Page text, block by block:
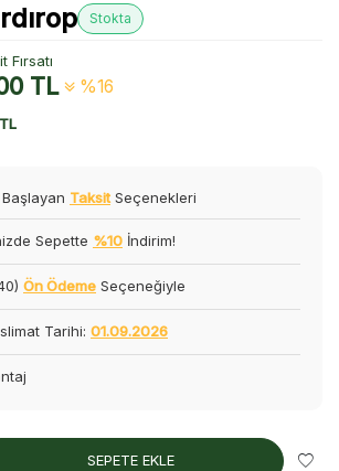
Stokta
Fırsatı
TL %16
Taksit Seçenekleri
Sepette %10 İndirim!
Ön Ödeme Seçeneğiyle
Tarihi: 01.09.2026
SEPETE EKLE